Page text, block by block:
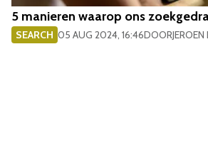
5 manieren waarop ons
SEARCH 05 AUG 2024, 16:46DOOR